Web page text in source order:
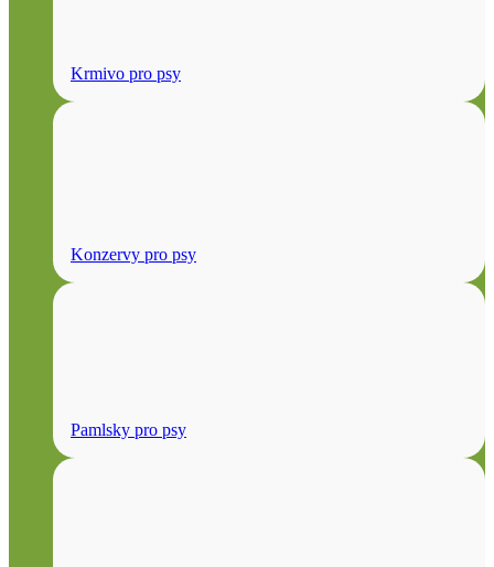
Krmivo pro psy
Konzervy pro psy
Pamlsky pro psy